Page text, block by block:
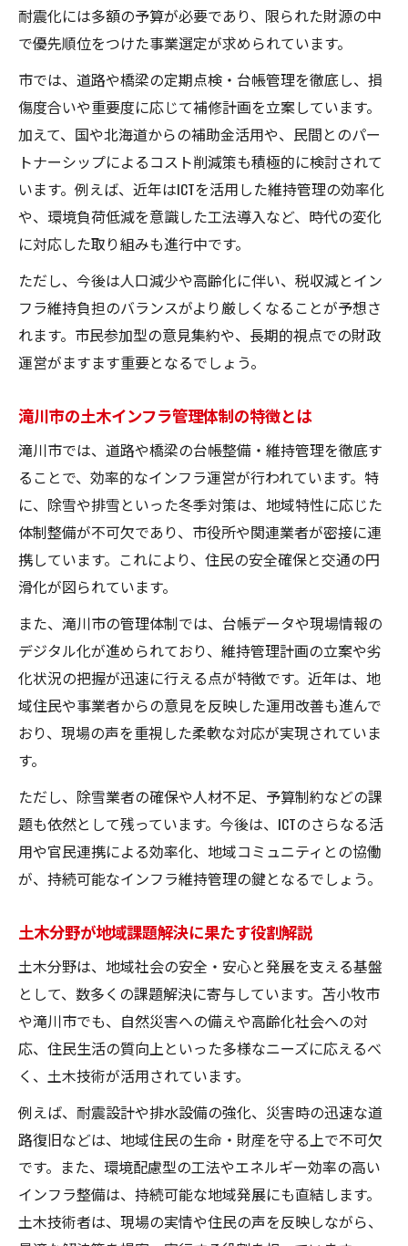
耐震化には多額の予算が必要であり、限られた財源の中
で優先順位をつけた事業選定が求められています。
市では、道路や橋梁の定期点検・台帳管理を徹底し、損
傷度合いや重要度に応じて補修計画を立案しています。
加えて、国や北海道からの補助金活用や、民間とのパー
トナーシップによるコスト削減策も積極的に検討されて
います。例えば、近年はICTを活用した維持管理の効率化
や、環境負荷低減を意識した工法導入など、時代の変化
に対応した取り組みも進行中です。
ただし、今後は人口減少や高齢化に伴い、税収減とイン
フラ維持負担のバランスがより厳しくなることが予想さ
れます。市民参加型の意見集約や、長期的視点での財政
運営がますます重要となるでしょう。
滝川市の土木インフラ管理体制の特徴とは
滝川市では、道路や橋梁の台帳整備・維持管理を徹底す
ることで、効率的なインフラ運営が行われています。特
に、除雪や排雪といった冬季対策は、地域特性に応じた
体制整備が不可欠であり、市役所や関連業者が密接に連
携しています。これにより、住民の安全確保と交通の円
滑化が図られています。
また、滝川市の管理体制では、台帳データや現場情報の
デジタル化が進められており、維持管理計画の立案や劣
化状況の把握が迅速に行える点が特徴です。近年は、地
域住民や事業者からの意見を反映した運用改善も進んで
おり、現場の声を重視した柔軟な対応が実現されていま
す。
ただし、除雪業者の確保や人材不足、予算制約などの課
題も依然として残っています。今後は、ICTのさらなる活
用や官民連携による効率化、地域コミュニティとの協働
が、持続可能なインフラ維持管理の鍵となるでしょう。
土木分野が地域課題解決に果たす役割解説
土木分野は、地域社会の安全・安心と発展を支える基盤
として、数多くの課題解決に寄与しています。苫小牧市
や滝川市でも、自然災害への備えや高齢化社会への対
応、住民生活の質向上といった多様なニーズに応えるべ
く、土木技術が活用されています。
例えば、耐震設計や排水設備の強化、災害時の迅速な道
路復旧などは、地域住民の生命・財産を守る上で不可欠
です。また、環境配慮型の工法やエネルギー効率の高い
インフラ整備は、持続可能な地域発展にも直結します。
土木技術者は、現場の実情や住民の声を反映しながら、